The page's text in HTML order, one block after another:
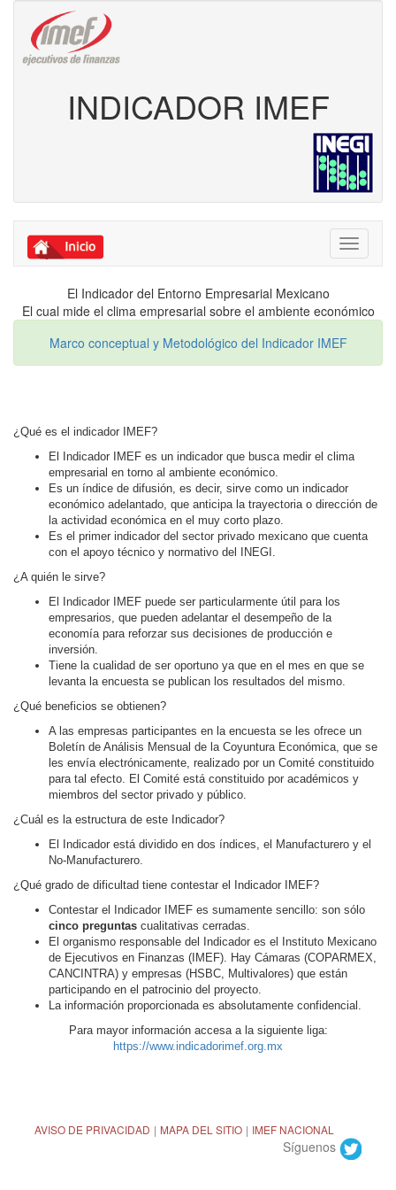
INDICADOR IMEF
Toggle
El Indicador del Entorno Empresarial Mexicano
El cual mide el clima empresarial sobre el ambiente económico
Marco conceptual y Metodológico del Indicador IMEF
¿Qué es el indicador IMEF?
El Indicador IMEF es un indicador que busca medir el clima
empresarial en torno al ambiente económico.
Es un índice de difusión, es decir, sirve como un indicador
económico adelantado, que anticipa la trayectoria o dirección de
la actividad económica en el muy corto plazo.
Es el primer indicador del sector privado mexicano que cuenta
con el apoyo técnico y normativo del INEGI.
¿A quién le sirve?
El Indicador IMEF puede ser particularmente útil para los
empresarios, que pueden adelantar el desempeño de la
economía para reforzar sus decisiones de producción e
inversión.
Tiene la cualidad de ser oportuno ya que en el mes en que se
levanta la encuesta se publican los resultados del mismo.
¿Qué beneficios se obtienen?
A las empresas participantes en la encuesta se les ofrece un
Boletín de Análisis Mensual de la Coyuntura Económica, que se
les envía electrónicamente, realizado por un Comité constituido
para tal efecto. El Comité está constituido por académicos y
miembros del sector privado y público.
¿Cuál es la estructura de este Indicador?
El Indicador está dividido en dos índices, el Manufacturero y el
No-Manufacturero.
¿Qué grado de dificultad tiene contestar el Indicador IMEF?
Contestar el Indicador IMEF es sumamente sencillo: son sólo
cinco preguntas cualitativas cerradas.
El organismo responsable del Indicador es el Instituto Mexicano
de Ejecutivos en Finanzas (IMEF). Hay Cámaras (COPARMEX,
CANCINTRA) y empresas (HSBC, Multivalores) que están
participando en el patrocinio del proyecto.
La información proporcionada es absolutamente confidencial.
Para mayor información accesa a la siguiente liga:
https://www.indicadorimef.org.mx
AVISO DE PRIVACIDAD | MAPA DEL SITIO | IMEF NACIONAL
Síguenos